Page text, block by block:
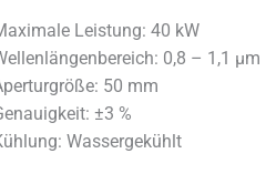
Leistung: 40 kW
0,8 – 1,1 µm
50 mm
±3 %
Wassergekühlt